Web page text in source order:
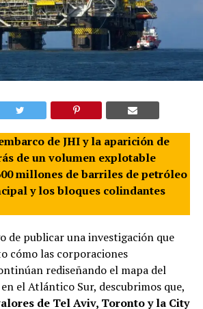
de JHI y la aparición de
de un volumen explotable
millones de barriles de petróleo
y los bloques colindantes
de publicar una investigación que
cómo las corporaciones
rediseñando el mapa del
el Atlántico Sur, descubrimos que,
de Tel Aviv, Toronto y la City